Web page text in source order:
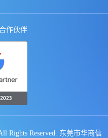
作伙伴
Rights Reserved. 东莞市华商信